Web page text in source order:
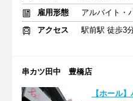
雇用形態
アルバイト・
アクセス
駅前駅 徒歩3
串カツ田中 豊橋店
【ホール